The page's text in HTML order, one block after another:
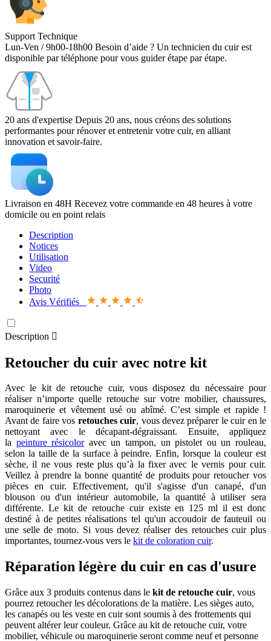
Support Technique
Lun-Ven / 9h00-18h00 Besoin d’aide ? Un technicien du cuir est
disponible par téléphone pour vous guider étape par étape.
20 ans d'expertise Depuis 20 ans, nous créons des solutions
performantes pour rénover et entretenir votre cuir, en alliant
innovation et savoir-faire.
Livraison en 48H Recevez votre commande en 48 heures à votre
domicile ou en point relais
Description
Notices
Utilisation
Video
Securité
Photo
Avis Vérifiés
Description 
Retoucher du cuir avec notre kit
Avec le kit de retouche cuir, vous disposez du nécessaire pour
réaliser n’importe quelle retouche sur votre mobilier, chaussures,
maroquinerie et vêtement usé ou abîmé. C’est simple et rapide !
Avant de faire vos retouches cuir, vous devez préparer le cuir en le
nettoyant avec le décapant-dégraissant. Ensuite, appliquez
la peinture résicoloravec un tampon, un pistolet ou un rouleau,
selon la taille de la surface à peindre. Enfin, lorsque la couleur est
sèche, il ne vous reste plus qu’à la fixer avec le vernis pour cuir.
Veillez à prendre la bonne quantité de produits pour retoucher vos
pièces en cuir. Effectivement, qu'il s'agisse d'un canapé, d'un
blouson ou d'un intérieur automobile, la quantité à utiliser sera
différente. Le kit de retouche cuir existe en 125 ml il est donc
destiné à de petites réalisations tel qu'un accoudoir de fauteuil ou
une selle de moto. Si vous devez réaliser des retouches cuir plus
importantes, tournez-vous vers le kit de coloration cuir.
Réparation légère du cuir en cas d'usure
Grâce aux 3 produits contenus dans le kit de retouche cuir, vous
pourrez retoucher les décolorations de la matière. Les sièges auto,
les canapés ou les veste en cuir sont soumis à des frottements qui
peuvent altérer leur couleur. Grâce au kit de retouche cuir, votre
mobilier, véhicule ou maroquinerie seront comme neuf et personne